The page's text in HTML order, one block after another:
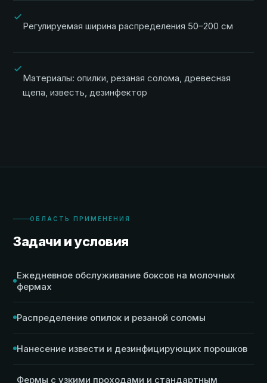
Регулируемая ширина распределения 50–200 см
Материалы: опилки, резаная солома, древесная
щепа, известь, дезинфектор
ОБЛАСТЬ ПРИМЕНЕНИЯ
Задачи и условия
Ежедневное обслуживание боксов на молочных
фермах
Распределение опилок и резаной соломы
Нанесение извести и дезинфицирующих порошков
Фермы с узкими проходами и стандартным